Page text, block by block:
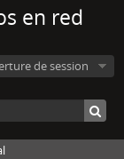
en red
de session